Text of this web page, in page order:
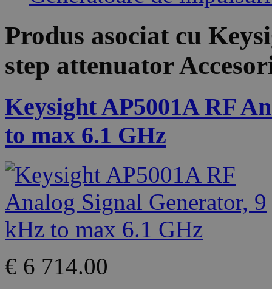
Produs asociat cu
step attenuator
Keysight AP5001A RF
to max 6.1 GHz
€ 6 714.00